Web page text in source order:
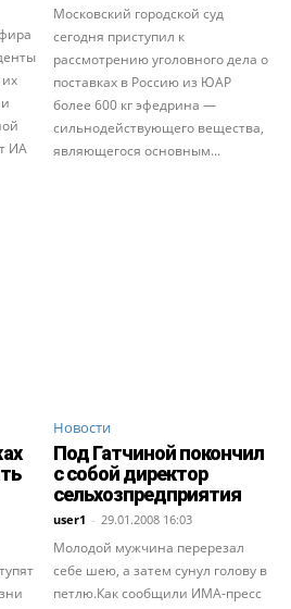
ИА
Московский городской суд
сегодня приступил к
рассмотрению уголовного дела о
поставках в Россию из ЮАР
более 600 кг эфедрина —
сильнодействующего вещества,
являющегося основным...
Новости
Под Гатчиной покончил
с собой директор
сельхозпредприятия
user1 - 29.01.2008 16:03
Молодой мужчина перерезал
себе шею, а затем сунул голову в
петлю.Как сообщили ИМА-пресс